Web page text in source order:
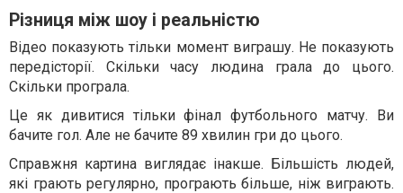
Різниця між шоу і реальністю
Відео показують тільки момент виграшу. Не показують
передісторії. Скільки часу людина грала до цього.
Скільки програла.
Це як дивитися тільки фінал футбольного матчу. Ви
бачите гол. Але не бачите 89 хвилин гри до цього.
Справжня картина виглядає інакше. Більшість людей,
які грають регулярно, програють більше, ніж виграють.